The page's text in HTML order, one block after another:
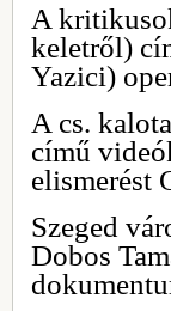
A
keletről)
Yazici)
A cs.
című
elismerést
Szeged
Dobos